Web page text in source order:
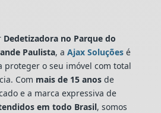
Dedetizadora no Parque do
Paulista, a Ajax Soluçõesé
proteger o seu imóvel com total
Com mais de 15 anosde
e a marca expressiva de
em todo Brasil, somos